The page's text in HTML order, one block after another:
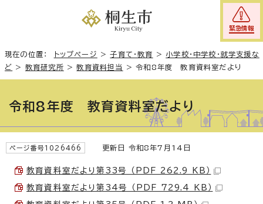
緊急情報
現在の位置： トップページ >子育て・教育 > 小学校・中学校・就学支援な
ど > 教育研究所 >教育資料担当 >令和8年度 教育資料室だより
令和8年度 教育資料室だより
ページ番号1026466 更新日 令和8年7月14日
教育資料室だより第33号 （PDF 262.9 KB）
教育資料室だより第34号 （PDF 729.4 KB）